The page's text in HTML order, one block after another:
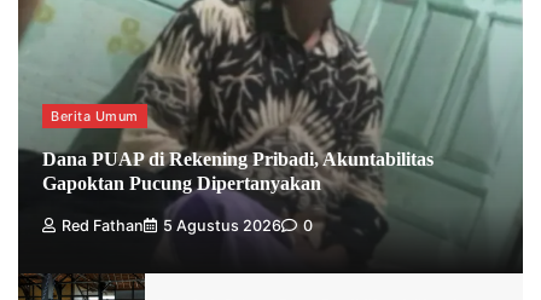
Berita Umum
Dana PUAP di Rekening Pribadi, Akuntabilitas
Gapoktan Pucung Dipertanyakan
Red Fathan 5 Agustus 2026 0